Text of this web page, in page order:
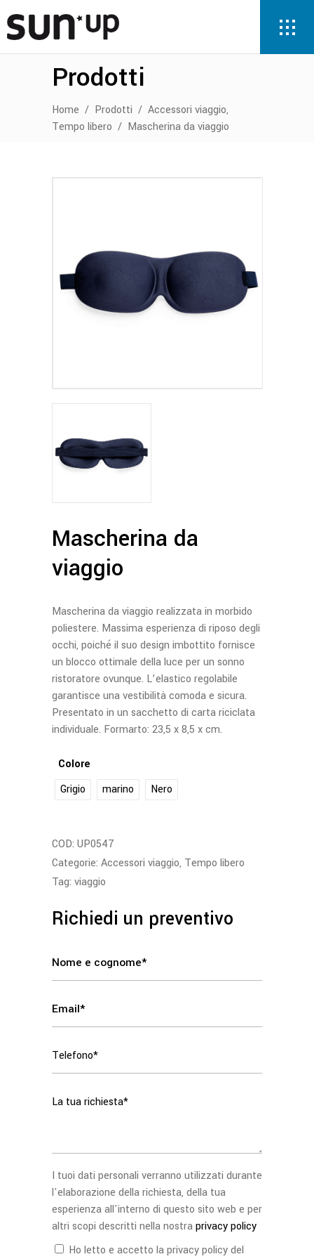
Prodotti
Home / Prodotti / Accessori viaggio,
Tempo libero / Mascherina da viaggio
Mascherina da
viaggio
Mascherina da viaggio realizzata in morbido
poliestere. Massima esperienza di riposo degli
occhi, poiché il suo design imbottito fornisce
un blocco ottimale della luce per un sonno
ristoratore ovunque. L’elastico regolabile
garantisce una vestibilità comoda e sicura.
Presentato in un sacchetto di carta riciclata
individuale. Formarto: 23,5 x 8,5 x cm.
Colore
Grigio
marino Nero
COD: UP0547
Categorie: Accessori viaggio, Tempo libero
Tag: viaggio
Richiedi un preventivo
I tuoi dati personali verranno utilizzati durante
l'elaborazione della richiesta, della tua
esperienza all'interno di questo sito web e per
altri scopi descritti nella nostraprivacy policy
Ho letto e accetto la privacy policy del